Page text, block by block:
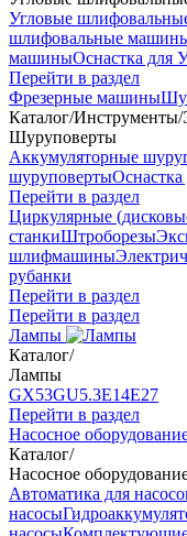
Угловые
шлифовальные
машиныОснастка
Перейти в раздел
Фрезерные машины
Каталог/Инструменты/
Шуруповерты
Аккумуляторные
шуруповерты
Перейти в раздел
Циркулярные
станкиШтроборезы
шлифмашины
рубанки
Перейти в раздел
Перейти в раздел
Лампы
Каталог/
Лампы
GX53GU5.3Е14Е27
Перейти в раздел
Насосное
Каталог/
Насосное
Автоматика для
насосы